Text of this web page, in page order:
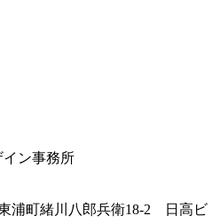
ン事務所
浦町緒川八郎兵衛18-2
日高ビ